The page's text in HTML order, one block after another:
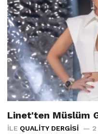
Linet'ten Müslüm
İLE QUALITY DERGISI 2